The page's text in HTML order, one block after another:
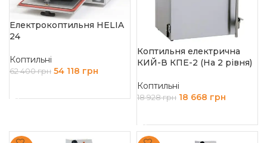
Електрокоптильня HELIA
24
Коптильні
62 400грн 54 118 грн
Коптильня електрична
КИЙ-В КПЕ-2 (На 2 рівня)
Коптильні
18 928грн 18 668 грн